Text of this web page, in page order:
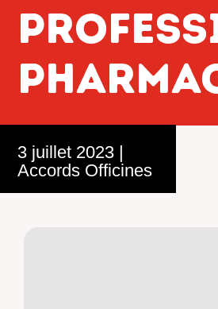
3 juillet 2023 |
Accords Officines